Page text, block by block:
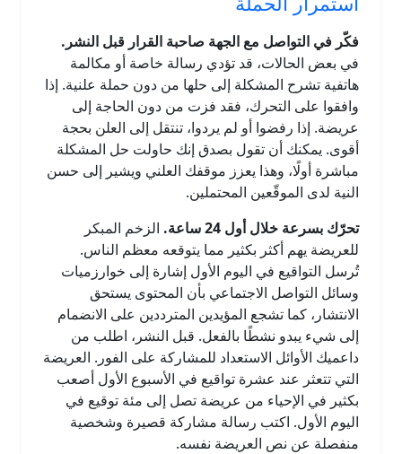
فكّر في التواصل مع الجهة صاحبة القرار قبل النشر.
في بعض الحالات، قد تؤدي رسالة خاصة أو مكالمة
هاتفية تشرح المشكلة إلى حلها من دون حملة علنية. إذا
وافقوا على التحرك، فقد فزت من دون الحاجة إلى
عريضة. إذا رفضوا أو لم يردوا، تنتقل إلى العلن بحجة
أقوى. يمكنك أن تقول بصدق إنك حاولت حل المشكلة
مباشرة أولًا، وهذا يعزز موقفك العلني ويشير إلى حسن
النية لدى الموقّعين المحتملين.
تحرّك بسرعة خلال أول 24 ساعة.
الزخم المبكر
للعريضة يهم أكثر بكثير مما يتوقعه معظم الناس.
تُرسل التواقيع في اليوم الأول إشارة إلى خوارزميات
وسائل التواصل الاجتماعي بأن المحتوى يستحق
الانتشار، كما تشجع المؤيدين المترددين على الانضمام
إلى شيء يبدو نشطًا بالفعل. قبل النشر، اطلب من
داعميك الأوائل الاستعداد للمشاركة على الفور. العريضة
التي تتعثر عند عشرة تواقيع في الأسبوع الأول أصعب
بكثير في الإحياء من عريضة تصل إلى مئة توقيع في
اليوم الأول. اكتب رسالة مشاركة قصيرة وشخصية
منفصلة عن نص العريضة نفسه.